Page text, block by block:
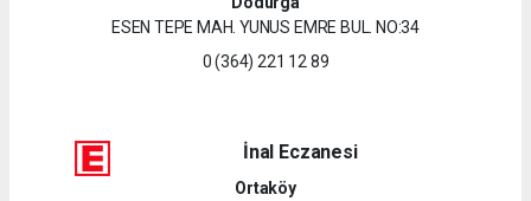
ESEN TEPE MAH. YUNUS EMRE BUL. NO:34
0 (364) 221 12 89
İnal Eczanesi
Ortaköy